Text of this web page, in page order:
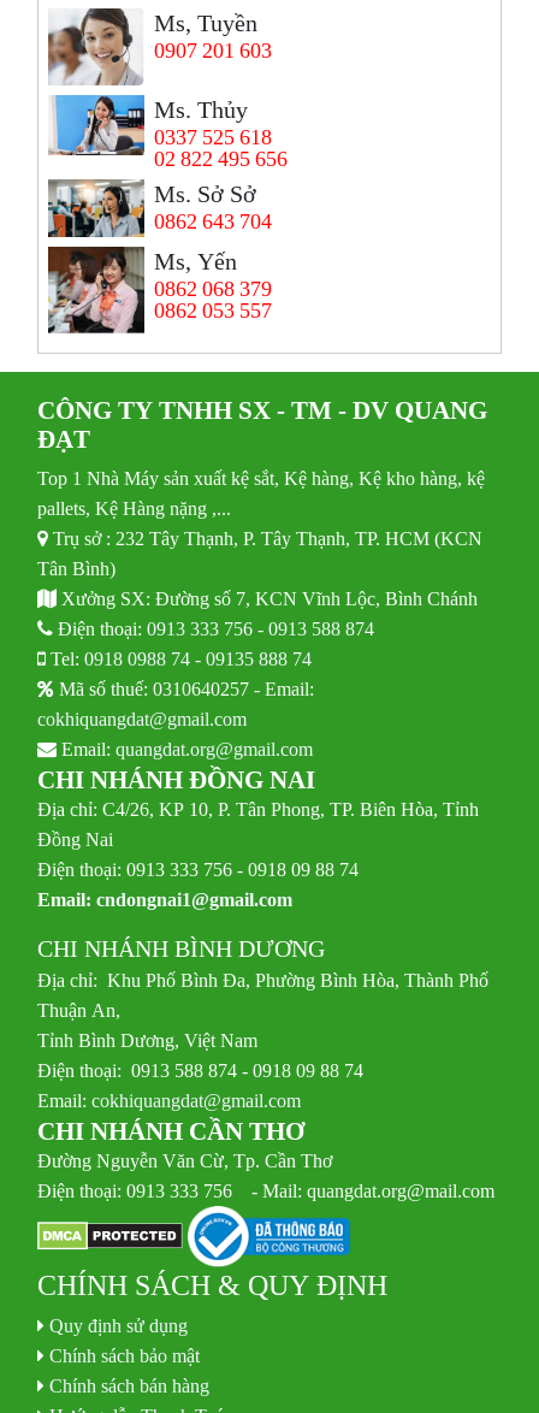
Ms, Tuyền
0907 201 603
Ms. Thủy
0337 525 618
02 822 495 656
Ms. Sở Sở
0862 643 704
Ms, Yến
0862 068 379
0862 053 557
CÔNG TY TNHH SX - TM - DV QUANG
ĐẠT
Top 1 Nhà Máy sản xuất kệ sắt, Kệ hàng, Kệ kho hàng, kệ
pallets, Kệ Hàng nặng ,...
Trụ sở : 232 Tây Thạnh, P. Tây Thạnh, TP. HCM (KCN
Tân Bình)
Xưởng SX: Đường số 7, KCN Vĩnh Lộc, Bình Chánh
Điện thoại:0913 333 756 -0913 588 874
Tel:0918 0988 74 -09135 888 74
Mã số thuế: 0310640257 - Email:
cokhiquangdat@gmail.com
Email:quangdat.org@gmail.com
CHI NHÁNH ĐỒNG NAI
Địa chỉ: C4/26, KP 10, P. Tân Phong, TP. Biên Hòa, Tỉnh
Đồng Nai
Điện thoại: 0913 333 756 - 0918 09 88 74
Email:cndongnai1@gmail.com
CHI NHÁNH BÌNH DƯƠNG
Địa chỉ: Khu Phố Bình Đa, Phường Bình Hòa, Thành Phố
Thuận An,
Tỉnh Bình Dương, Việt Nam
Điện thoại: 0913 588 874 - 0918 09 88 74
Email:cokhiquangdat@gmail.com
CHI NHÁNH CẦN THƠ
Đường Nguyễn Văn Cừ, Tp. Cần Thơ
Điện thoại: 0913 333 756 - Mail: quangdat.org@mail.com
CHÍNH SÁCH & QUY ĐỊNH
Quy định sử dụng
Chính sách bảo mật
Chính sách bán hàng